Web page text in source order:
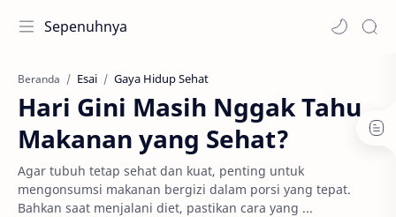
Sepenuhnya
Beranda Esai Gaya Hidup Sehat
Hari Gini Masih Nggak Tahu
Makanan yang Sehat?
Agar tubuh tetap sehat dan kuat, penting untuk
mengonsumsi makanan bergizi dalam porsi yang tepat.
Bahkan saat menjalani diet, pastikan cara yang ...